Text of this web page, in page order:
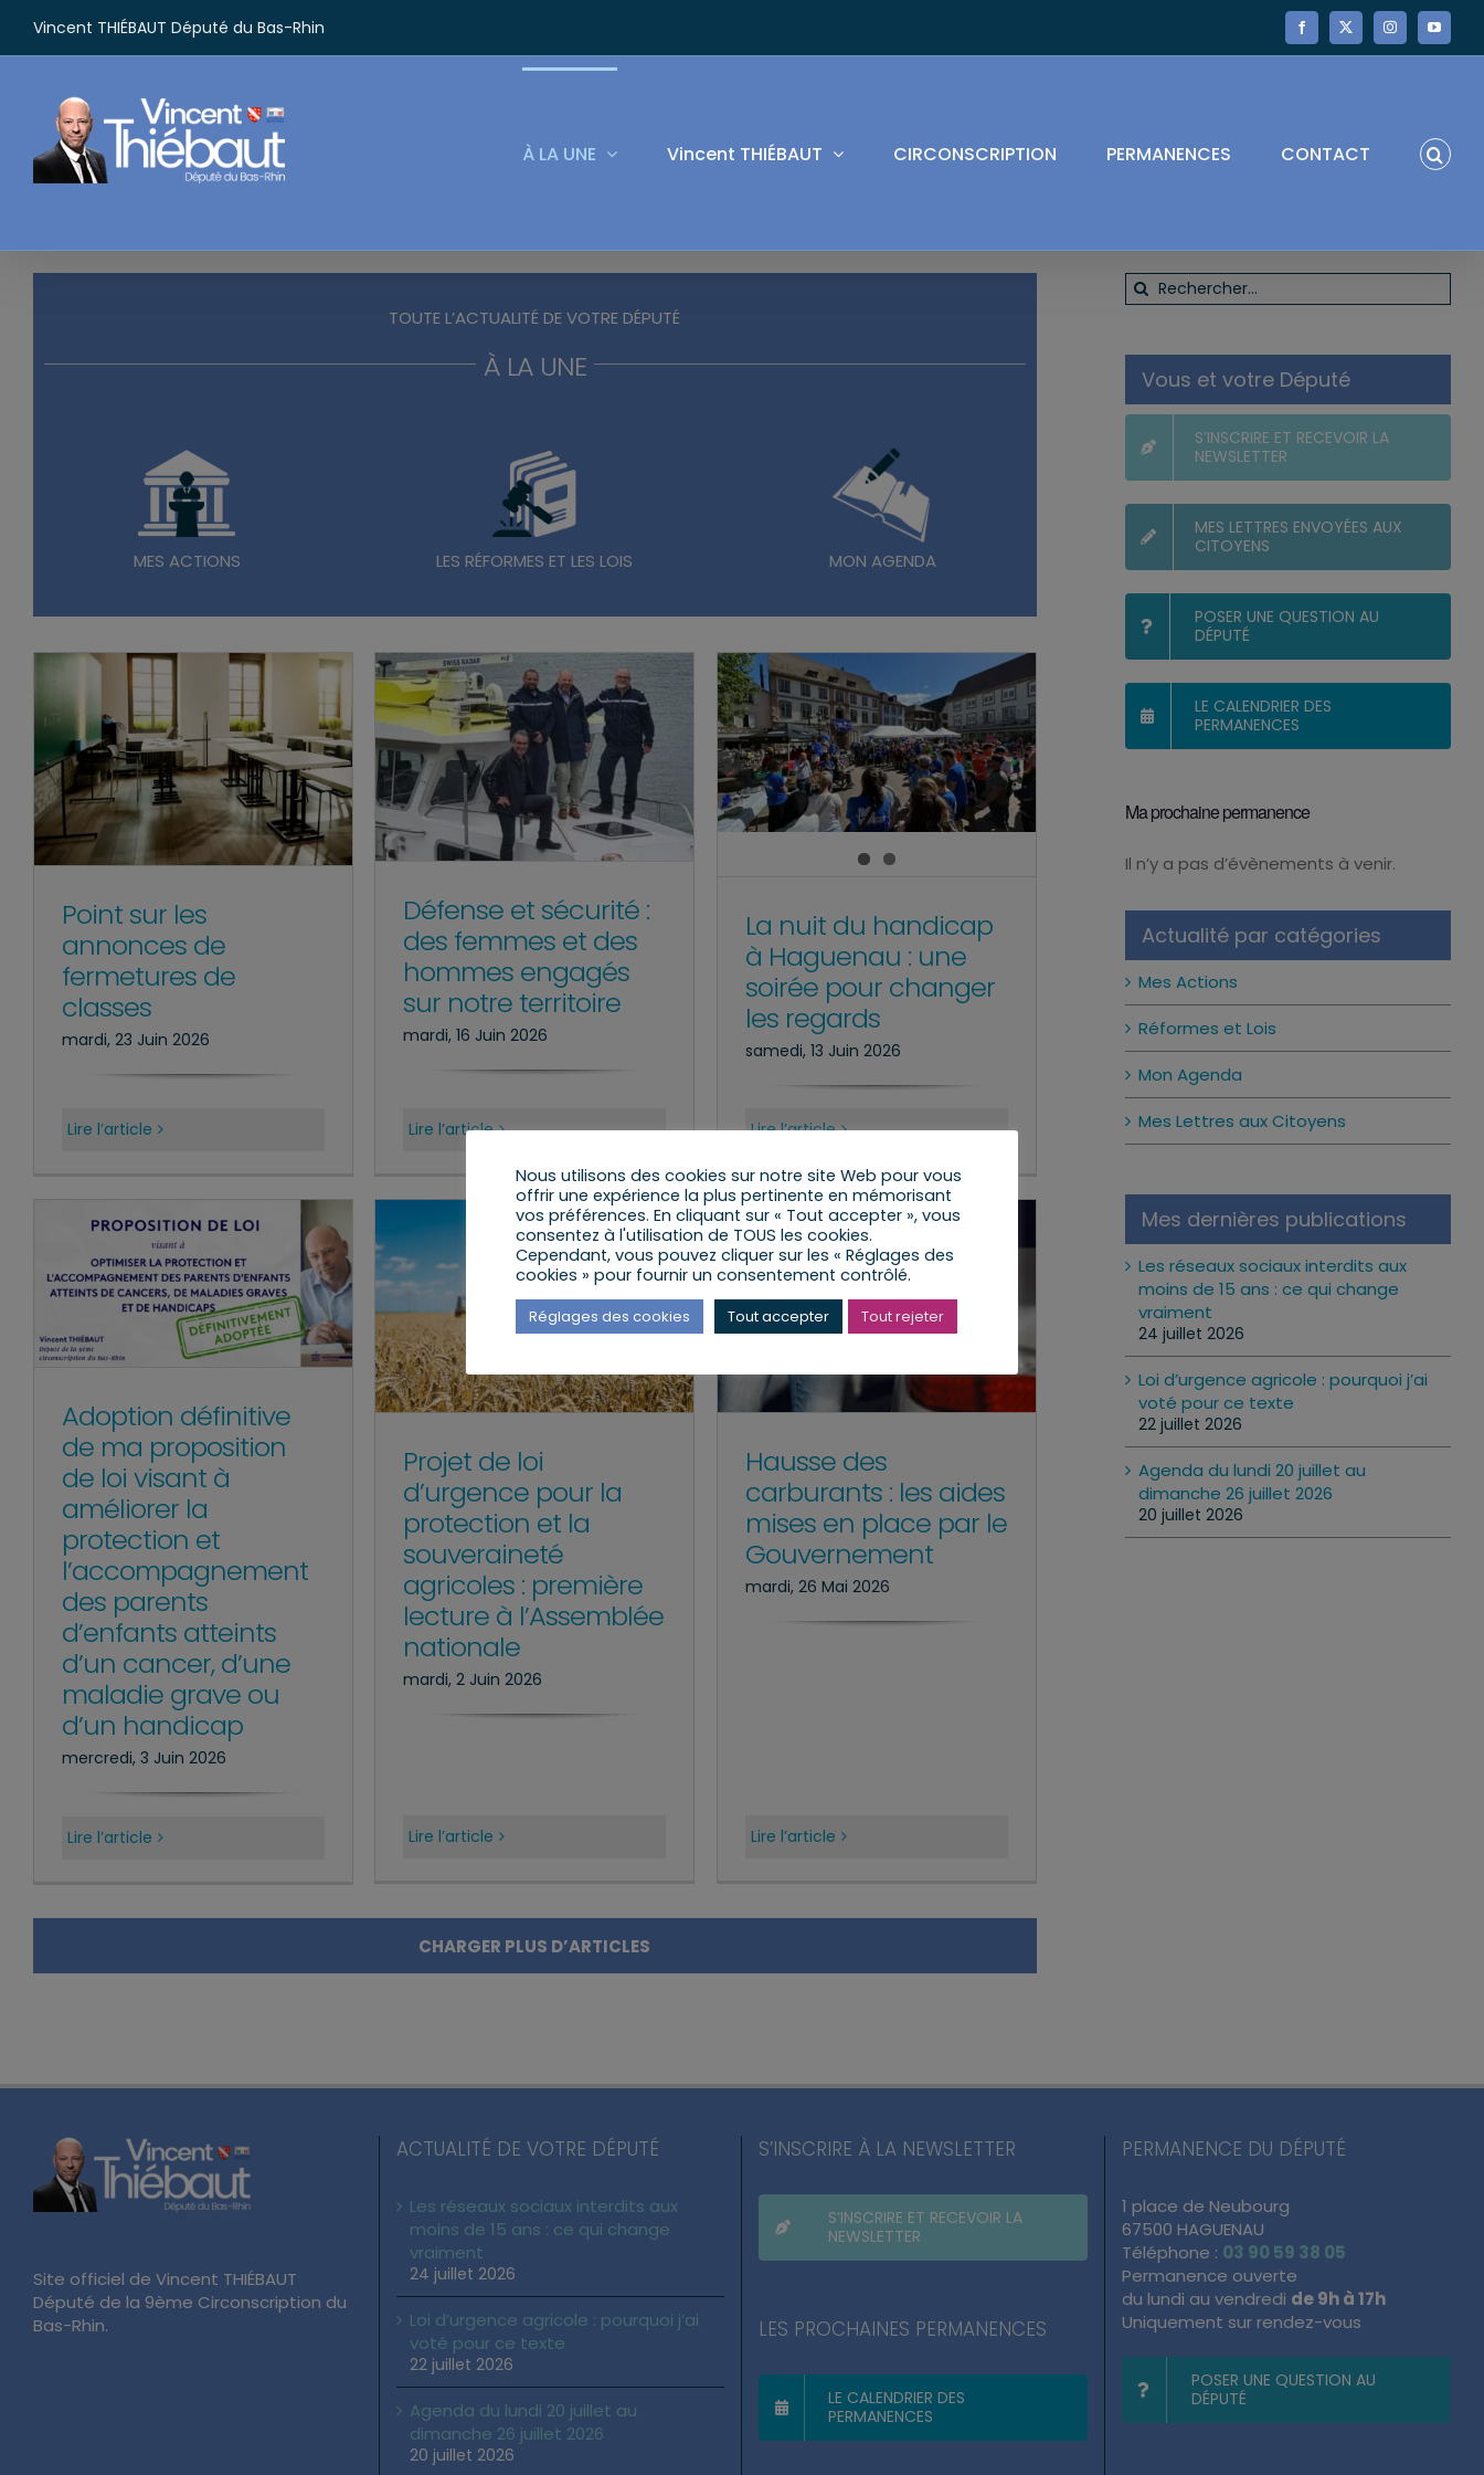
contenu
Vincent THIÉBAUT Député du Bas-Rhin Facebook
X InstagramYouTube
À LA UNE Vincent THIÉBAUT CIRCONSCRIPTION PERMANENCES CONTACT
TOUTE L’ACTUALITÉ DE VOTRE DÉPUTÉ
À LA UNE
MES ACTIONS LES RÉFORMES ET LES LOIS MON AGENDA
Point sur les
annonces de
fermetures de
classes
mardi, 23 Juin 2026
Lire l’article
Défense et sécurité :
des femmes et des
hommes engagés
sur notre territoire
mardi, 16 Juin 2026
Lire l’article
La nuit du handicap
à Haguenau : une
soirée pour changer
les regards
samedi, 13 Juin 2026
Lire l’article
Adoption définitive
de ma proposition
de loi visant à
améliorer la
protection et
l’accompagnement
des parents
d’enfants atteints
d’un cancer, d’une
maladie grave ou
d’un handicap
mercredi, 3 Juin 2026
Lire l’article
Projet de loi
d’urgence pour la
protection et la
souveraineté
agricoles : première
lecture à l’Assemblée
nationale
mardi, 2 Juin 2026
Lire l’article
Hausse des
carburants : les aides
mises en place par le
Gouvernement
mardi, 26 Mai 2026
Lire l’article
CHARGER PLUS D’ARTICLES
Rechercher:
Vous et votre Député
S’INSCRIRE ET RECEVOIR LA
NEWSLETTER
MES LETTRES ENVOYÉES AUX
CITOYENS
POSER UNE QUESTION AU
DÉPUTÉ
LE CALENDRIER DES
PERMANENCES
Ma prochaine permanence
Notice
Il n’y a pas d’évènements à venir.
Actualité par catégories
Mes Actions
Réformes et Lois
Mon Agenda
Mes Lettres aux Citoyens
Mes dernières publications
Les réseaux sociaux interdits aux
moins de 15 ans : ce qui change
vraiment
24 juillet 2026
Loi d’urgence agricole : pourquoi j’ai
voté pour ce texte
22 juillet 2026
Agenda du lundi 20 juillet au
dimanche 26 juillet 2026
20 juillet 2026
Site officiel de Vincent THIÉBAUT
Député de la 9ème Circonscription du
Bas-Rhin.
ACTUALITÉ DE VOTRE DÉPUTÉ
Les réseaux sociaux interdits aux
moins de 15 ans : ce qui change
vraiment
24 juillet 2026
Loi d’urgence agricole : pourquoi j’ai
voté pour ce texte
22 juillet 2026
Agenda du lundi 20 juillet au
dimanche 26 juillet 2026
20 juillet 2026
S’INSCRIRE À LA NEWSLETTER
S’INSCRIRE ET RECEVOIR LA
NEWSLETTER
LES PROCHAINES PERMANENCES
LE CALENDRIER DES
PERMANENCES
PERMANENCE DU DÉPUTÉ
1 place de Neubourg
67500 HAGUENAU
Téléphone : 03 90 59 38 05
Permanence ouverte
du lundi au vendredi de 9h à 17h
Uniquement sur rendez-vous
POSER UNE QUESTION AU
DÉPUTÉ
Nous utilisons des cookies sur notre site Web pour vous
offrir une expérience la plus pertinente en mémorisant
vos préférences. En cliquant sur « Tout accepter », vous
consentez à l'utilisation de TOUS les cookies.
Cependant, vous pouvez cliquer sur les « Réglages des
cookies » pour fournir un consentement contrôlé.
Réglages des cookies Tout accepter Tout rejeter